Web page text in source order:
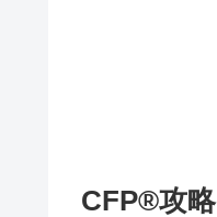
CFP®攻略